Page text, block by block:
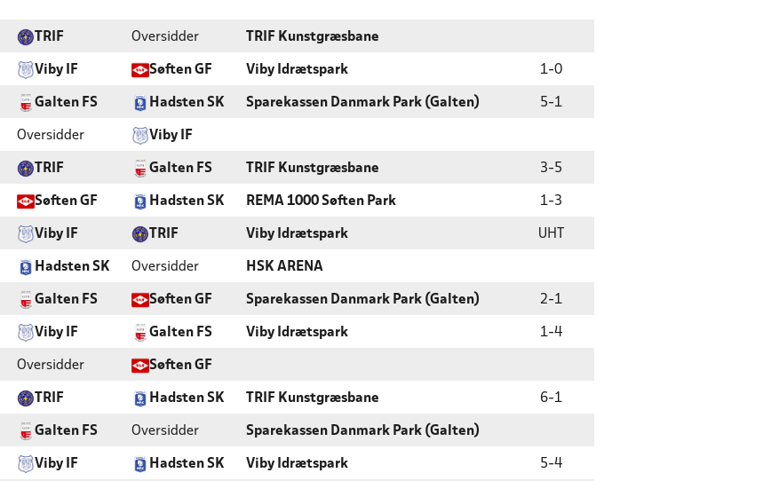
TRIF Oversidder TRIF Kunstgræsbane
Viby IF Søften GF Viby Idrætspark 1-0
Galten FS Hadsten SK Sparekassen Danmark Park (Galten) 5-1
Oversidder Viby IF
TRIF Galten FS TRIF Kunstgræsbane 3-5
Søften GF Hadsten SK REMA 1000 Søften Park 1-3
Viby IF TRIF Viby Idrætspark UHT
Hadsten SK Oversidder HSK ARENA
Galten FS Søften GF Sparekassen Danmark Park (Galten) 2-1
Viby IF Galten FS Viby Idrætspark 1-4
Oversidder Søften GF
TRIF Hadsten SK TRIF Kunstgræsbane 6-1
Galten FS Oversidder Sparekassen Danmark Park (Galten)
Viby IF Hadsten SK Viby Idrætspark 5-4